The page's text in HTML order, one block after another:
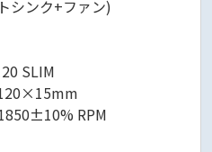
シンク+ファン)
SLIM
RPM